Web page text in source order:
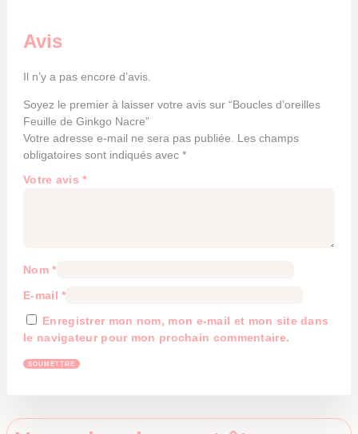
Avis
Il n’y a pas encore d’avis.
Soyez le premier à laisser votre avis sur “Boucles d’oreilles
Feuille de Ginkgo Nacre”
Votre adresse e-mail ne sera pas publiée.
Les champs
obligatoires sont indiqués avec *
Votre avis*
Nom*
E-mail*
Enregistrer mon nom, mon e-mail et mon site dans
le navigateur pour mon prochain commentaire.